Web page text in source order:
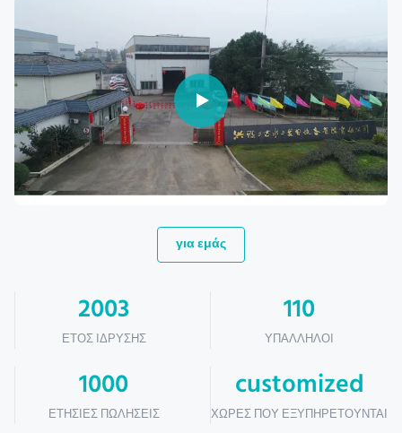
για εμάς
2003
ΈΤΟΣ ΊΔΡΥΣΗΣ
110
ΥΠΆΛΛΗΛΟΙ
1000
ΕΤΉΣΙΕΣ ΠΩΛΉΣΕΙΣ
customized
ΧΏΡΕΣ ΠΟΥ ΕΞΥΠΗΡΕΤΟΎΝΤΑΙ